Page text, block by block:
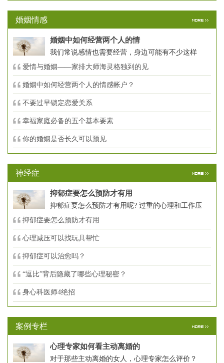
婚姻情感
婚姻中如何经营两个人的情
我们常说感情也需要经营，身边可能有不少这样
爱情与婚姻——家排大师海灵格独到的见
婚姻中如何经营两个人的情感帐户？
不要过早锁定恋爱关系
幸福家庭必备的五个基本要素
你的婚姻是否长久可以预见
神经症
抑郁症要怎么预防才有用
抑郁症要怎么预防才有用呢? 过重的心理和工作压
抑郁症要怎么预防才有用
心理减压可以找玩具帮忙
抑郁症可以治愈吗？
“逗比”背后隐藏了哪些心理秘密？
身心科医师4绝招
案例专栏
心理专家如何看主动离婚的
对于那些主动离婚的女人，心理专家怎么评价？